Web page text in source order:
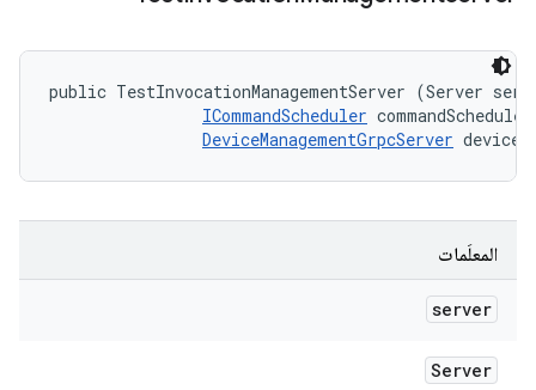
public TestInvocationManagementServer (Server
ICommandScheduler
DeviceManagementGrpcServer
المعلَمات
server
Server